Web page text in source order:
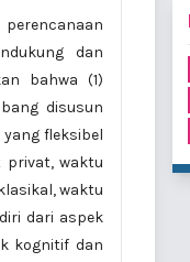
dan
bahwa (1)
disusun
fleksibel
privat, waktu
waktu
dari aspek
kognitif dan